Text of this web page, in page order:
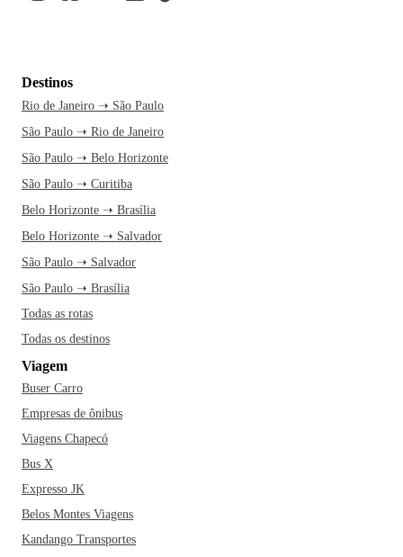
Destinos
Rio de Janeiro ➝ São Paulo
São Paulo ➝ Rio de Janeiro
São Paulo ➝ Belo Horizonte
São Paulo ➝ Curitiba
Belo Horizonte ➝ Brasília
Belo Horizonte ➝ Salvador
São Paulo ➝ Salvador
São Paulo ➝ Brasília
Todas as rotas
Todas os destinos
Viagem
Buser Carro
Empresas de ônibus
Viagens Chapecó
Bus X
Expresso JK
Belos Montes Viagens
Kandango Transportes